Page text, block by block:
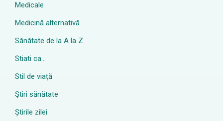
Medicale
Medicină alternativă
Sănătate de la A la Z
Stiati ca…
Stil de viaţă
Ştiri sănătate
Știrile zilei